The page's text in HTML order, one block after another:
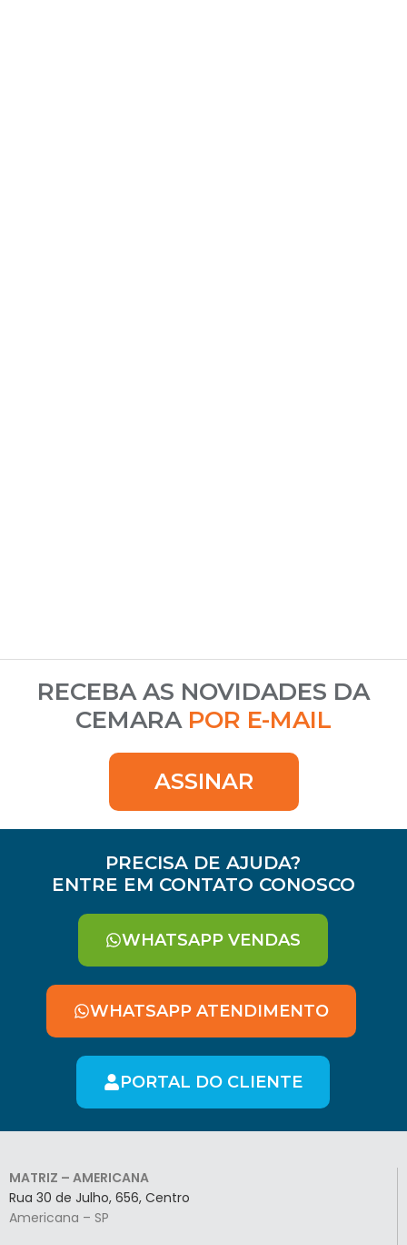
RECEBA AS NOVIDADES DA
CEMARA POR E-MAIL
ASSINAR
PRECISA DE AJUDA?
ENTRE EM CONTATO CONOSCO
WHATSAPP VENDAS
WHATSAPP ATENDIMENTO
PORTAL DO CLIENTE
MATRIZ – AMERICANA
Rua 30 de Julho, 656, Centro
Americana – SP